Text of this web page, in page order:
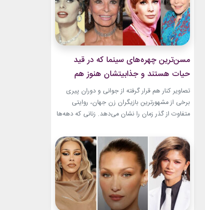
مسن‌ترین چهره‌های سینما که در قید
حیات هستند و جذابیتشان هنوز هم
باقیست!
تصاویر کنار هم قرار گرفته از جوانی و دوران پیری
برخی از مشهورترین بازیگران زن جهان، روایتی
متفاوت از گذر زمان را نشان می‌دهد. زنانی که دهه‌ها
و میراث هنری خود الهام‌بخش هستند. بازیگران زن
مسن سینما ثابت کرده‌اند که جذابیت واقعی تنها به
سال‌های جوانی محدود...